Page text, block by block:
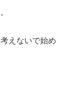
えないで始め